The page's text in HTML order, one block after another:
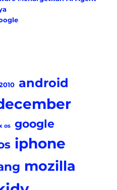
android
os google
iphone
mozilla